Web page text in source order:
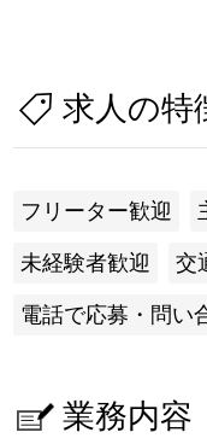
求人の特
フリーター歓迎
未経験者歓迎 交
電話で応募・問い
業務内容